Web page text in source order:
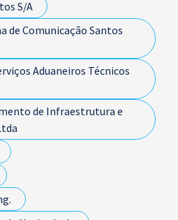
S/A
de Comunicação Santos
Aduaneiros Técnicos
de Infraestrutura e